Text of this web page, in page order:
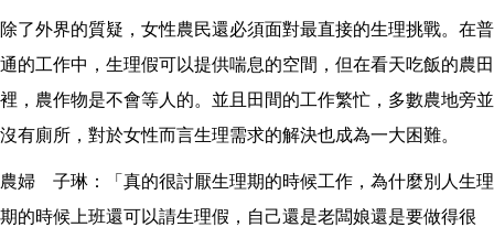
除了外界的質疑，女性農民還必須面對最直接的生理挑戰。在普
通的工作中，生理假可以提供喘息的空間，但在看天吃飯的農田
裡，農作物是不會等人的。並且田間的工作繁忙，多數農地旁並
沒有廁所，對於女性而言生理需求的解決也成為一大困難。
農婦 子琳：「真的很討厭生理期的時候工作，為什麼別人生理
期的時候上班還可以請生理假，自己還是老闆娘還是要做得很